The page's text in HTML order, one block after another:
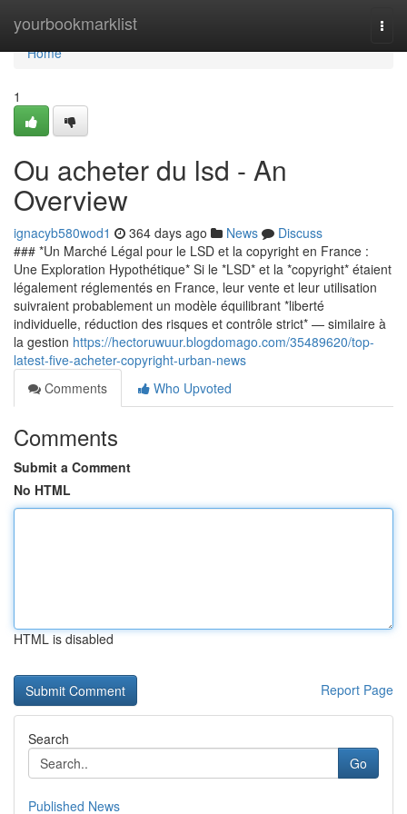
yourbookmarklist
Home
Home
1
Ou acheter du lsd - An
Overview
ignacyb580wod1 364 days ago News
Discuss
### *Un Marché Légal pour le LSD et la copyright en France :
Une Exploration Hypothétique* Si le *LSD* et la *copyright* étaient
légalement réglementés en France, leur vente et leur utilisation
suivraient probablement un modèle équilibrant *liberté
individuelle, réduction des risques et contrôle strict* — similaire à
la gestion https://hectoruwuur.blogdomago.com/35489620/top-
latest-five-acheter-copyright-urban-news
Comments
Who Upvoted
Comments
Submit a Comment
No HTML
HTML is disabled
Report Page
Search
Go
Published News